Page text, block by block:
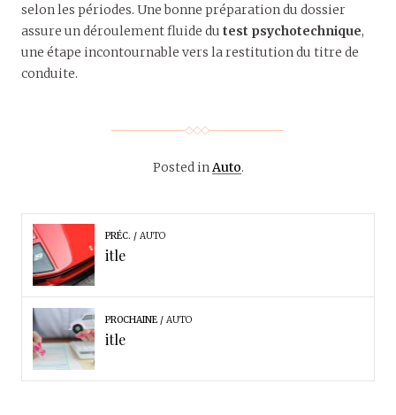
selon les périodes. Une bonne préparation du dossier
assure un déroulement fluide du test psychotechnique,
une étape incontournable vers la restitution du titre de
conduite.
Posted in Auto.
PRÉC. AUTO
itle
PROCHAINE AUTO
itle